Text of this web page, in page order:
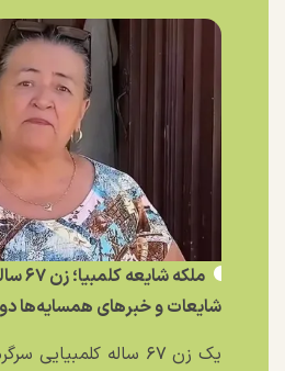
ملکه
شایعات و خبر‌های همسایه‌ها
یک زن ۶۷ ساله